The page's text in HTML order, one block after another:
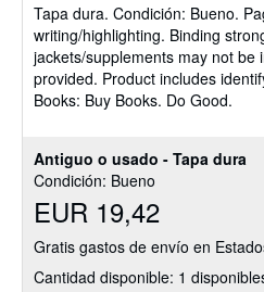
Antiguo o usado - Tapa dura
Condición: Bueno
EUR 19,42
Gratis gastos de envío en
Cantidad disponible: 1
5
de
5
estrellas
Tapa dura. Condición: Bueno.
writing/highlighting. Binding
jackets/supplements may not be
provided. Product includes
Books: Buy Books. Do Good.